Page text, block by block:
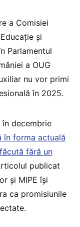
a Comisiei
și
Parlamentul
a OUG
nu vor primi
în 2025.
decembrie
în forma actuală
fără un
publicat
și MIPE își
ca promisiunile